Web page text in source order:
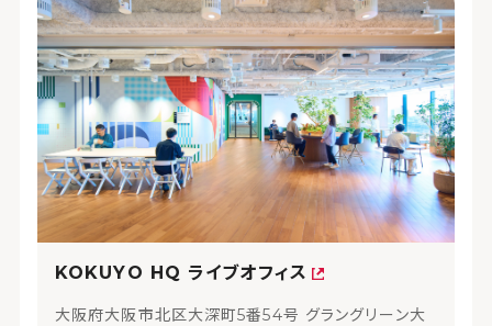
KOKUYO HQ ライブオフィス
大阪府大阪市北区大深町5番54号 グラングリーン大